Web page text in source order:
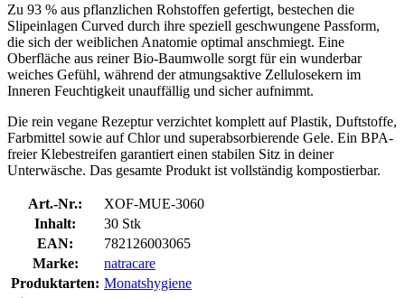
Zu 93 % aus pflanzlichen Rohstoffen gefertigt, bestechen die
Slipeinlagen Curved durch ihre speziell geschwungene Passform,
die sich der weiblichen Anatomie optimal anschmiegt. Eine
Oberfläche aus reiner Bio-Baumwolle sorgt für ein wunderbar
weiches Gefühl, während der atmungsaktive Zellulosekern im
Inneren Feuchtigkeit unauffällig und sicher aufnimmt.
Die rein vegane Rezeptur verzichtet komplett auf Plastik, Duftstoffe,
Farbmittel sowie auf Chlor und superabsorbierende Gele. Ein BPA-
freier Klebestreifen garantiert einen stabilen Sitz in deiner
Unterwäsche. Das gesamte Produkt ist vollständig kompostierbar.
Art.-Nr.:
XOF-MUE-3060
Inhalt:
30 Stk
EAN:
782126003065
Marke:
natracare
Produktarten: Monatshygiene